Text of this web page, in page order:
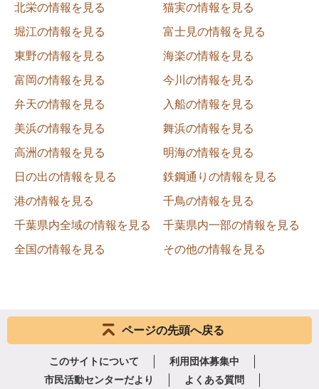
北栄の情報を見る
猫実の情報を見る
堀江の情報を見る
富士見の情報を見る
東野の情報を見る
海楽の情報を見る
富岡の情報を見る
今川の情報を見る
弁天の情報を見る
入船の情報を見る
美浜の情報を見る
舞浜の情報を見る
高洲の情報を見る
明海の情報を見る
日の出の情報を見る
鉄鋼通りの情報を見る
港の情報を見る
千鳥の情報を見る
千葉県内全域の情報を見る
千葉県内一部の情報を見る
全国の情報を見る
その他の情報を見る
ページの先頭へ戻る
このサイトについて
利用団体募集中
市民活動センターだより
よくある質問